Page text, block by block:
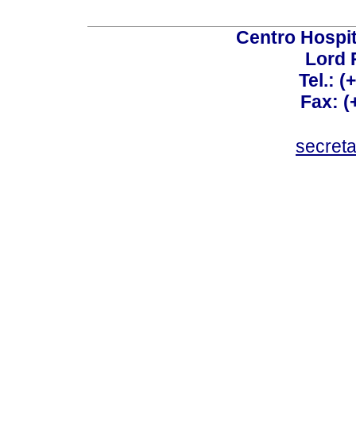
Centro
Lord
Tel.:
Fax: